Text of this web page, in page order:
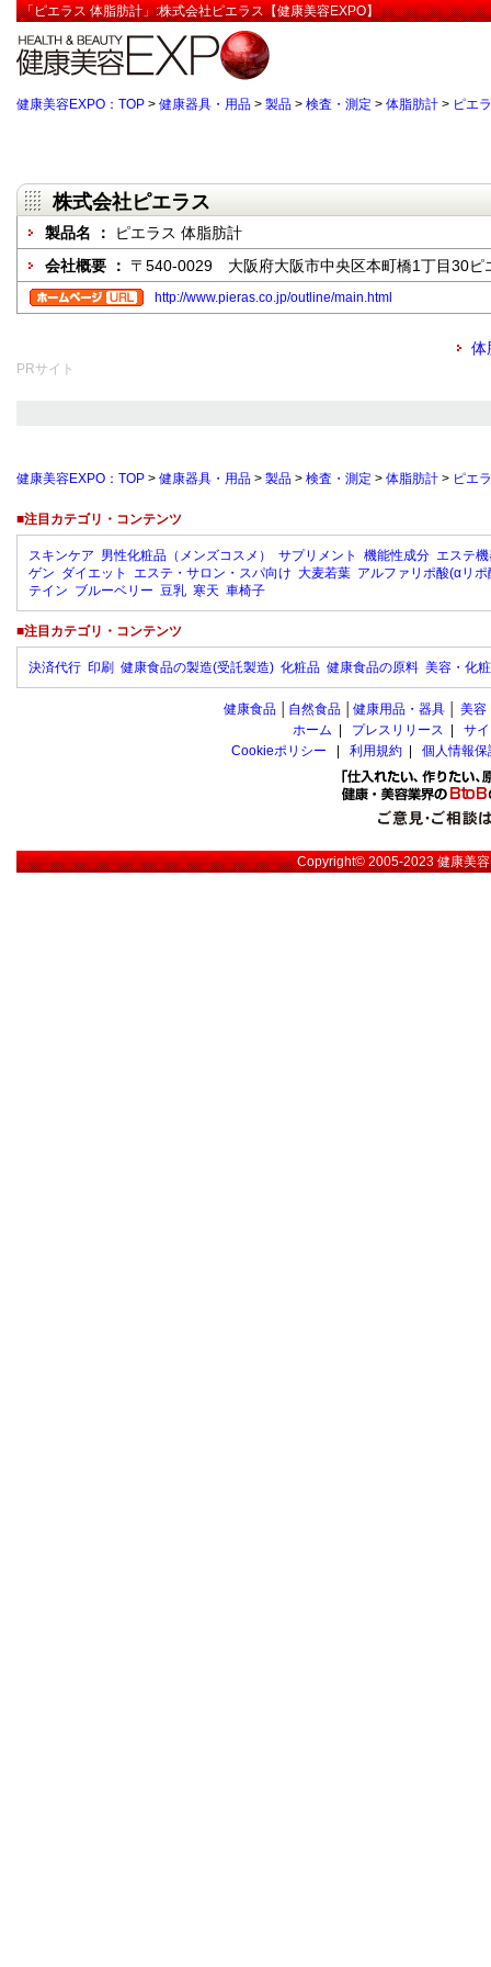
「ピエラス 体脂肪計」:株式会社ピエラス【健康美容EXPO】
健康美容EXPO：TOP > 健康器具・用品 > 製品 > 検査・測定 > 体脂肪計 > ピエ
株式会社ピエラス
製品名 ：
ピエラス 体脂肪計
会社概要 ： 〒540-0029 大阪府大阪市中央区本町橋1丁目30ピ
http://www.pieras.co.jp/outline/main.html
体
PRサイト
健康美容EXPO：TOP > 健康器具・用品 > 製品 > 検査・測定 > 体脂肪計 > ピエ
■注目カテゴリ・コンテンツ
スキンケア 男性化粧品（メンズコスメ） サプリメント 機能性成分 エステ
ゲン ダイエット エステ・サロン・スパ向け 大麦若葉 アルファリポ酸(αリポ
テイン ブルーベリー 豆乳 寒天 車椅子
■注目カテゴリ・コンテンツ
決済代行 印刷 健康食品の製造(受託製造) 化粧品 健康食品の原料 美容・化
健康食品 自然食品 健康用品・器具 美容
ホーム
プレスリリース
サ
Cookieポリシー
利用規約 個人情報
Copyright© 2005-2023健康美